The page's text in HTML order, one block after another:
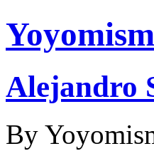
Alejandro
By